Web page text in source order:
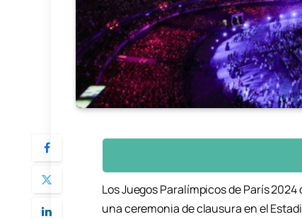
Los Juegos Paralímpicos de París
una ceremonia de clausura en el